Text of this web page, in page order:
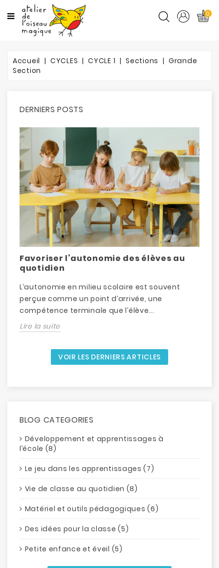
CATÉGORIES
MATIÈRES
BLOG
0
Accueil CYCLES CYCLE 1 Sections
Grande
Section
DERNIERS POSTS
Favoriser l’autonomie des élèves au
quotidien
L’autonomie en milieu scolaire est souvent
perçue comme un point d’arrivée, une
compétence terminale que l’élève...
Lire la suite
VOIR LES DERNIERS ARTICLES
BLOG CATEGORIES
Développement et apprentissages à
l’école (8)
Le jeu dans les apprentissages (7)
Vie de classe au quotidien (8)
Matériel et outils pédagogiques (6)
Des idées pour la classe (5)
Petite enfance et éveil (5)